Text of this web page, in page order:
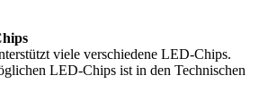
viele verschiedene LED-Chips.
LED-Chips ist in den Technischen